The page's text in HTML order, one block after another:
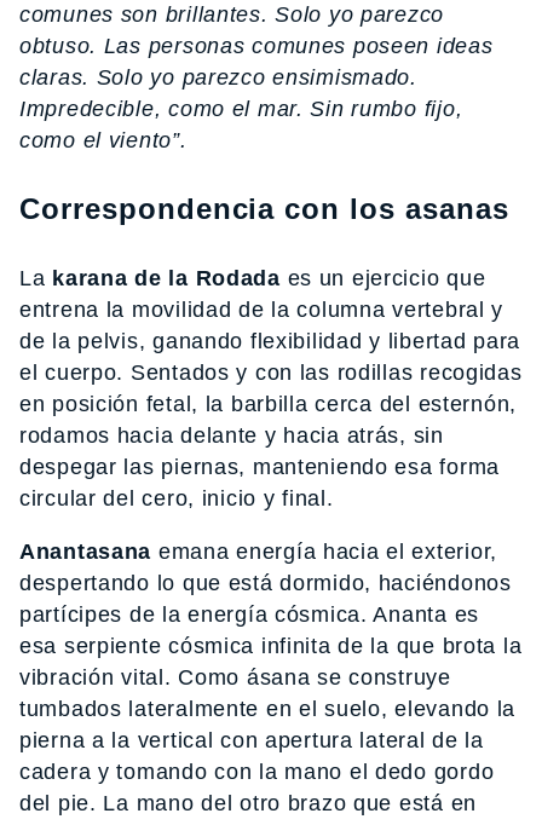
comunes son brillantes. Solo yo parezco
obtuso. Las personas comunes poseen ideas
claras. Solo yo parezco ensimismado.
Impredecible, como el mar. Sin rumbo fijo,
como el viento”.
Correspondencia con los asanas
La karana de la Rodada es un ejercicio que
entrena la movilidad de la columna vertebral y
de la pelvis, ganando flexibilidad y libertad para
el cuerpo. Sentados y con las rodillas recogidas
en posición fetal, la barbilla cerca del esternón,
rodamos hacia delante y hacia atrás, sin
despegar las piernas, manteniendo esa forma
circular del cero, inicio y final.
Anantasana emana energía hacia el exterior,
despertando lo que está dormido, haciéndonos
partícipes de la energía cósmica. Ananta es
esa serpiente cósmica infinita de la que brota la
vibración vital. Como ásana se construye
tumbados lateralmente en el suelo, elevando la
pierna a la vertical con apertura lateral de la
cadera y tomando con la mano el dedo gordo
del pie. La mano del otro brazo que está en